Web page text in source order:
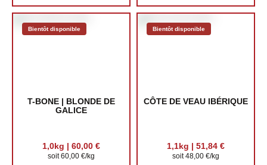
Bientôt disponible
T-BONE | BLONDE DE
GALICE
1,0kg | 60,00 €
soit 60,00 €/kg
Bientôt disponible
CÔTE DE VEAU IBÉRIQUE
1,1kg | 51,84 €
soit 48,00 €/kg